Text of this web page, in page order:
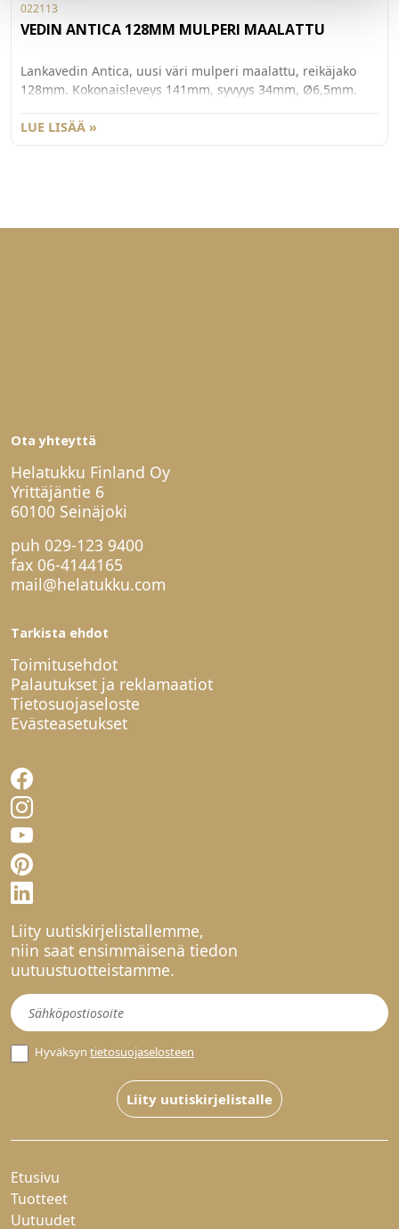
022113
VEDIN ANTICA 128MM MULPERI MAALATTU
Lankavedin Antica, uusi väri mulperi maalattu, reikäjako
128mm. Kokonaisleveys 141mm, syvyys 34mm, Ø6,5mm.
LUE LISÄÄ »
Ota yhteyttä
Helatukku Finland Oy
Yrittäjäntie 6
60100 Seinäjoki
puh 029-123 9400
fax 06-4144165
mail@helatukku.com
Tarkista ehdot
Toimitusehdot
Palautukset ja reklamaatiot
Tietosuojaseloste
Evästeasetukset
Liity uutiskirjelistallemme,
niin saat ensimmäisenä tiedon
uutuustuotteistamme.
Uutiskirje
Hyväksyn tietosuojaselosteen
Liity uutiskirjelistalle
Etusivu
Tuotteet
Uutuudet